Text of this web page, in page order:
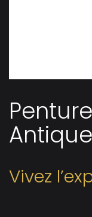
Antique
Vivez